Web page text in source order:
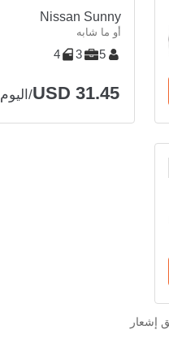
Nissan Sunny
أو ما شابه
5
3
4
USD 31.45/اليوم
إشعار